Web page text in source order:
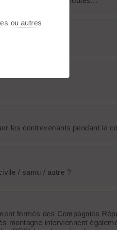
les contrevenants pendant le
/ samu / autre ?
formés des Compagnies
montagne interviennent
ou autres